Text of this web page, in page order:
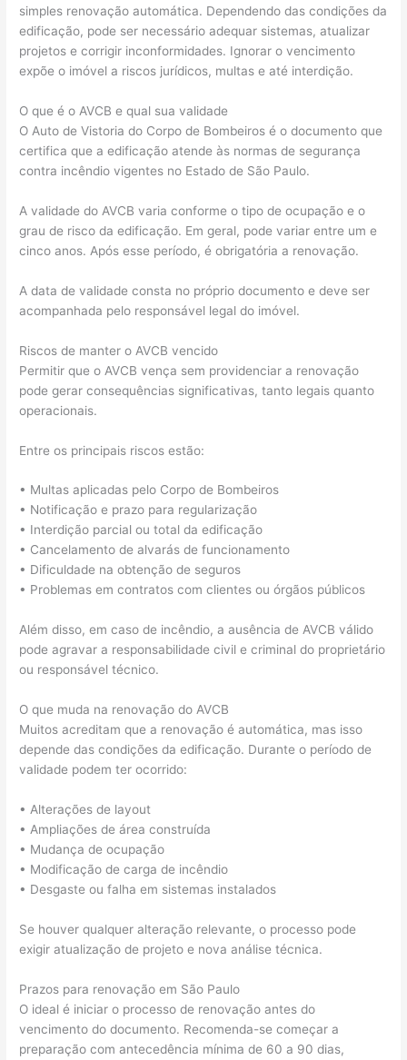
simples renovação automática. Dependendo das condições da
edificação, pode ser necessário adequar sistemas, atualizar
projetos e corrigir inconformidades. Ignorar o vencimento
expõe o imóvel a riscos jurídicos, multas e até interdição.
O que é o AVCB e qual sua validade
O Auto de Vistoria do Corpo de Bombeiros é o documento que
certifica que a edificação atende às normas de segurança
contra incêndio vigentes no Estado de São Paulo.
A validade do AVCB varia conforme o tipo de ocupação e o
grau de risco da edificação. Em geral, pode variar entre um e
cinco anos. Após esse período, é obrigatória a renovação.
A data de validade consta no próprio documento e deve ser
acompanhada pelo responsável legal do imóvel.
Riscos de manter o AVCB vencido
Permitir que o AVCB vença sem providenciar a renovação
pode gerar consequências significativas, tanto legais quanto
operacionais.
Entre os principais riscos estão:
• Multas aplicadas pelo Corpo de Bombeiros
• Notificação e prazo para regularização
• Interdição parcial ou total da edificação
• Cancelamento de alvarás de funcionamento
• Dificuldade na obtenção de seguros
• Problemas em contratos com clientes ou órgãos públicos
Além disso, em caso de incêndio, a ausência de AVCB válido
pode agravar a responsabilidade civil e criminal do proprietário
ou responsável técnico.
O que muda na renovação do AVCB
Muitos acreditam que a renovação é automática, mas isso
depende das condições da edificação. Durante o período de
validade podem ter ocorrido:
• Alterações de layout
• Ampliações de área construída
• Mudança de ocupação
• Modificação de carga de incêndio
• Desgaste ou falha em sistemas instalados
Se houver qualquer alteração relevante, o processo pode
exigir atualização de projeto e nova análise técnica.
Prazos para renovação em São Paulo
O ideal é iniciar o processo de renovação antes do
vencimento do documento. Recomenda-se começar a
preparação com antecedência mínima de 60 a 90 dias,